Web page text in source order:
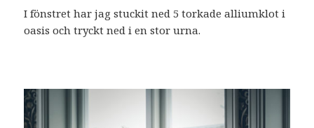
I fönstret har jag stuckit ned 5 torkade alliumklot i
oasis och tryckt ned i en stor urna.